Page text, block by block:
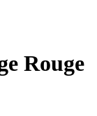
Rouge